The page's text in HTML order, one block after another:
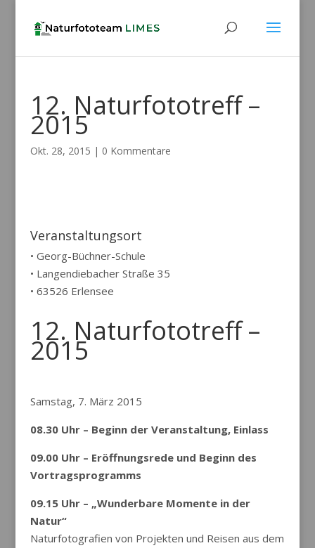
12. Naturfototreff –
2015
Okt. 28, 2015 | 0 Kommentare
Veranstaltungsort
• Georg-Büchner-Schule
• Langendiebacher Straße 35
• 63526 Erlensee
12. Naturfototreff –
2015
Samstag, 7. März 2015
08.30 Uhr – Beginn der Veranstaltung, Einlass
09.00 Uhr – Eröffnungsrede und Beginn des
Vortragsprogramms
09.15 Uhr – „Wunderbare Momente in der
Natur“
Naturfotografien von Projekten und Reisen aus dem